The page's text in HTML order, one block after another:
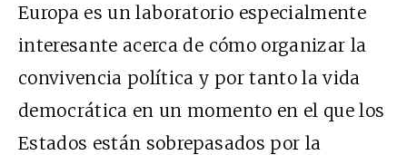
Europa es un laboratorio especialmente
interesante acerca de cómo organizar la
convivencia política y por tanto la vida
democrática en un momento en el que los
Estados están sobrepasados por la